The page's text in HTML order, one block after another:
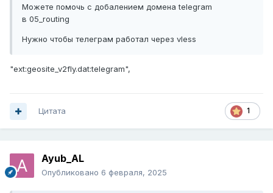
Можете помочь с добалением домена telegram
в 05_routing
Нужно чтобы телеграм работал через vless
"ext:geosite_v2fly.dat:telegram",
1
Цитата
Ayub_AL
Опубликовано 6 февраля, 2025